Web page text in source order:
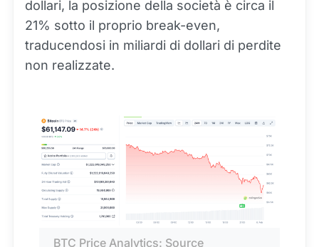
dollari, la posizione della società è circa il
21% sotto il proprio break-even,
traducendosi in miliardi di dollari di perdite
non realizzate.